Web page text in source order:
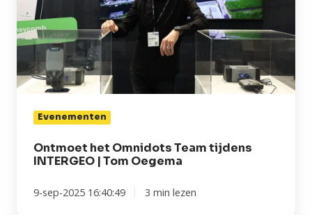
Team
tijdens
INTERGEO
Tom
Oegema
Evenementen
Ontmoet het Omnidots Team tijdens
INTERGEO | Tom Oegema
9-sep-2025 16:40:49 3 min lezen